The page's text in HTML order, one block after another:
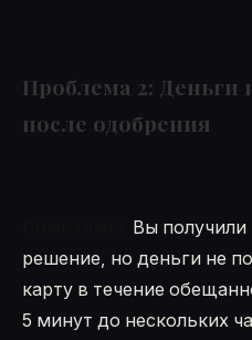
Проблема 2:
после одобрения
Вы
решение, но деньги не
карту в течение
5 минут до нескольких